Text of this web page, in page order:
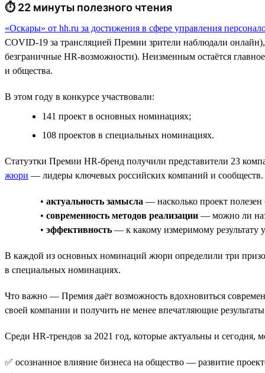
⏱ 22 минуты полезного чтения
«Оскары» от hh.ru за достижения в сфере управления
COVID-19 за трансляцией Премии зрители наблюдали
безграничные HR-возможности). Неизменным остаётся
и общества.
В этом году в конкурсе участвовали:
141 проект в основных номинациях;
108 проектов в специальных номинациях.
Статуэтки Премии HR-бренд получили представители 23
жюри — лидеры ключевых российских компаний и сообществ.
• актуальность замысла — насколько проект
• современность методов реализации — можно ли
• эффективность — к какому измеримому результату
В каждой из основных номинаций жюри определили три
в специальных номинациях.
Что важно — Премия даёт возможность вдохновиться
своей компании и получить не менее впечатляющие
Среди HR-трендов за 2021 год, которые актуальны и
✅ осознанное влияние бизнеса на общество — развитие